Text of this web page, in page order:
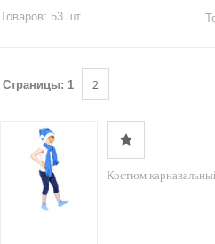
Товаров: 53 шт
Страницы: 1 2
Костюм